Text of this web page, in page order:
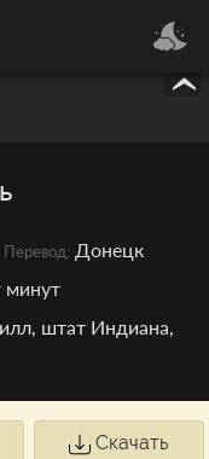
Перевод: Донецк
минут
штат Индиана,
Скачать